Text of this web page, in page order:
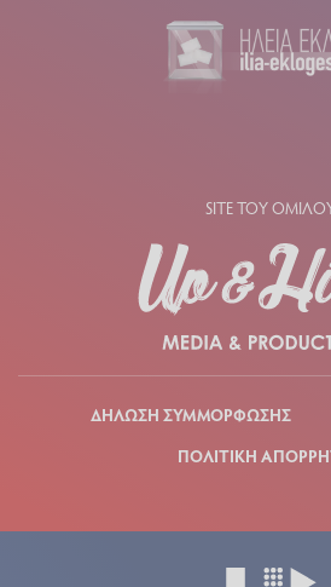
SITE ΤΟΥ
ΔΗΛΩΣΗ ΣΥΜΜΟΡΦΩΣΗΣ
ΠΟΛΙΤΙΚΗ